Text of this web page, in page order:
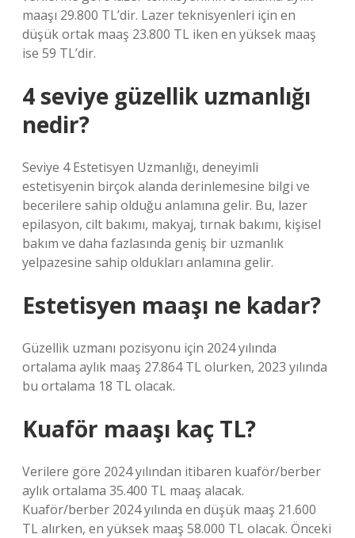
maaşı 29.800 TL’dir. Lazer teknisyenleri için en
düşük ortak maaş 23.800 TL iken en yüksek maaş
ise 59 TL’dir.
4 seviye güzellik uzmanlığı
nedir?
Seviye 4 Estetisyen Uzmanlığı, deneyimli
estetisyenin birçok alanda derinlemesine bilgi ve
becerilere sahip olduğu anlamına gelir. Bu, lazer
epilasyon, cilt bakımı, makyaj, tırnak bakımı, kişisel
bakım ve daha fazlasında geniş bir uzmanlık
yelpazesine sahip oldukları anlamına gelir.
Estetisyen maaşı ne kadar?
Güzellik uzmanı pozisyonu için 2024 yılında
ortalama aylık maaş 27.864 TL olurken, 2023 yılında
bu ortalama 18 TL olacak.
Kuaför maaşı kaç TL?
Verilere göre 2024 yılından itibaren kuaför/berber
aylık ortalama 35.400 TL maaş alacak.
Kuaför/berber 2024 yılında en düşük maaş 21.600
TL alırken, en yüksek maaş 58.000 TL olacak. Önceki